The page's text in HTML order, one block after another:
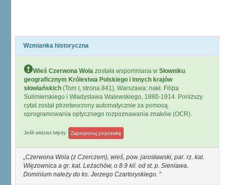
Wzmianka historyczna
Wieś Czerwona Wola została wspomniana w Słowniku
geograficznym Królestwa Polskiego i innych krajów
słowiańskich (Tom I, strona 841), Warszawa: nakł. Filipa
Sulimierskiego i Władysława Walewskiego, 1880-1914. Poniższy
cytat został ptrzetworzony automatycznie za pomocą
oprogramowania optycznego rozpoznawania znaków (OCR).
Jeśli widzisz błędy Zaproponuj poprawkę
Czerwona Wola (z Czerczem), wieś, pow. jarosławski, par. rz. kat.
Więzownica a gr. kat. Leżachów, o 8.9 kil. od st. p. Sieniawa.
Dominium należy do ks. Jerzego Czartoryskiego.